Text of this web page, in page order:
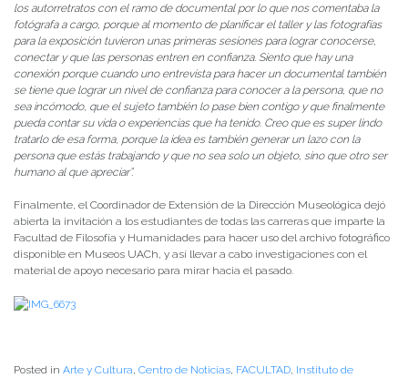
los autorretratos con el ramo de documental por lo que nos comentaba la
fotógrafa a cargo, porque al momento de planificar el taller y las fotografías
para la exposición tuvieron unas primeras sesiones para lograr conocerse,
conectar y que las personas entren en confianza. Siento que hay una
conexión porque cuando uno entrevista para hacer un documental también
se tiene que lograr un nivel de confianza para conocer a la persona, que no
sea incómodo, que el sujeto también lo pase bien contigo y que finalmente
pueda contar su vida o experiencias que ha tenido. Creo que es super lindo
tratarlo de esa forma, porque la idea es también generar un lazo con la
persona que estás trabajando y que no sea solo un objeto, sino que otro ser
humano al que apreciar”.
Finalmente, el Coordinador de Extensión de la Dirección Museológica dejó
abierta la invitación a los estudiantes de todas las carreras que imparte la
Facultad de Filosofía y Humanidades para hacer uso del archivo fotográfico
disponible en Museos UACh, y así llevar a cabo investigaciones con el
material de apoyo necesario para mirar hacia el pasado.
Posted in Arte y Cultura Centro de Noticias FACULTAD Instituto de